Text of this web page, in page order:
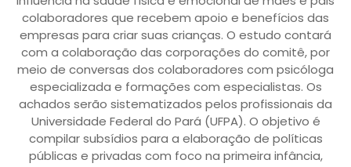
colaboradores que recebem apoio e benefícios das
empresas para criar suas crianças. O estudo contará
com a colaboração das corporações do comitê, por
meio de conversas dos colaboradores com psicóloga
especializada e formações com especialistas. Os
achados serão sistematizados pelos profissionais da
Universidade Federal do Pará (UFPA). O objetivo é
compilar subsídios para a elaboração de políticas
públicas e privadas com foco na primeira infância,